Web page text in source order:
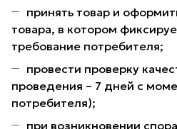
принять товар и
товара, в котором
требование потребителя;
провести проверку
проведения – 7 дней с
потребителя);
при возникновении